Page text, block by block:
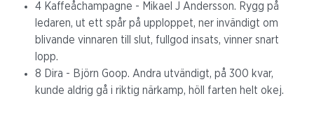
4 Kaffeåchampagne - Mikael J Andersson. Rygg på
ledaren, ut ett spår på upploppet, ner invändigt om
blivande vinnaren till slut, fullgod insats, vinner snart
lopp.
8 Dira - Björn Goop. Andra utvändigt, på 300 kvar,
kunde aldrig gå i riktig närkamp, höll farten helt okej.